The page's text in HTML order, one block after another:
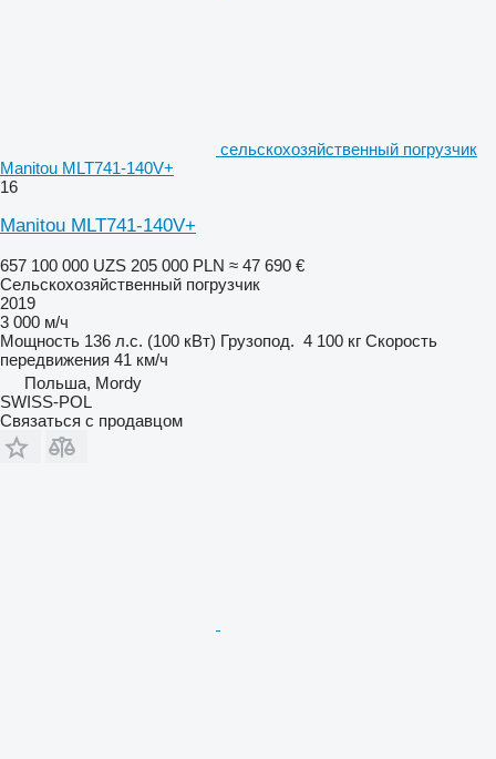
сельскохозяйственный погрузчик
Manitou MLT741-140V+
16
Manitou MLT741-140V+
657 100 000 UZS 205 000 PLN ≈ 47 690 €
Сельскохозяйственный погрузчик
2019
3 000 м/ч
Мощность 136 л.с. (100 кВт) Грузопод. 4 100 кг Скорость
передвижения 41 км/ч
Польша, Mordy
SWISS-POL
Связаться с продавцом